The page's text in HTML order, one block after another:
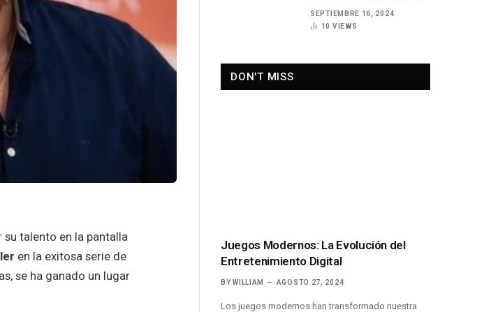
talento en la pantalla
en la exitosa serie de
se ha ganado un lugar
Tendencias
SEPTIEMBRE 16, 2024
10 VIEWS
DON'T MISS
Juegos Modernos: La Evolución del
Entretenimiento Digital
BY WILLIAM AGOSTO 27, 2024
Los juegos modernos han transformado nuestra